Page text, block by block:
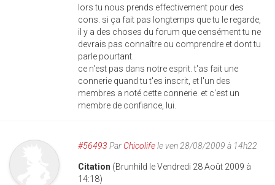
lors tu nous prends effectivement pour des
cons. si ça fait pas longtemps que tu le regarde,
il y a des choses du forum que censément tu ne
devrais pas connaître ou comprendre et dont tu
parle pourtant.
ce n'est pas dans notre esprit. t'as fait une
connerie quand tu t'es inscrit, et l'un des
membres a noté cette connerie. et c'est un
membre de confiance, lui.
#56493 Par Chicolifele ven 28/08/2009 à 14h22
Citation (Brunhild le Vendredi 28 Août 2009 à
14:18)